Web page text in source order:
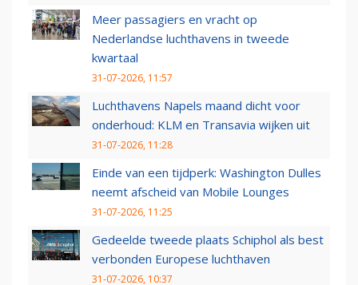
Meer passagiers en vracht op
Nederlandse luchthavens in tweede
kwartaal
31-07-2026, 11:57
Luchthavens Napels maand dicht voor
onderhoud: KLM en Transavia wijken uit
31-07-2026, 11:28
Einde van een tijdperk: Washington Dulles
neemt afscheid van Mobile Lounges
31-07-2026, 11:25
Gedeelde tweede plaats Schiphol als best
verbonden Europese luchthaven
31-07-2026, 10:37